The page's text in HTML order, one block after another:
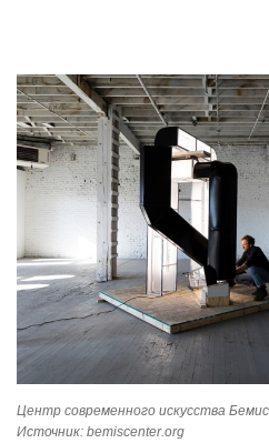
Центр современного искусства
Источник: bemiscenter.org